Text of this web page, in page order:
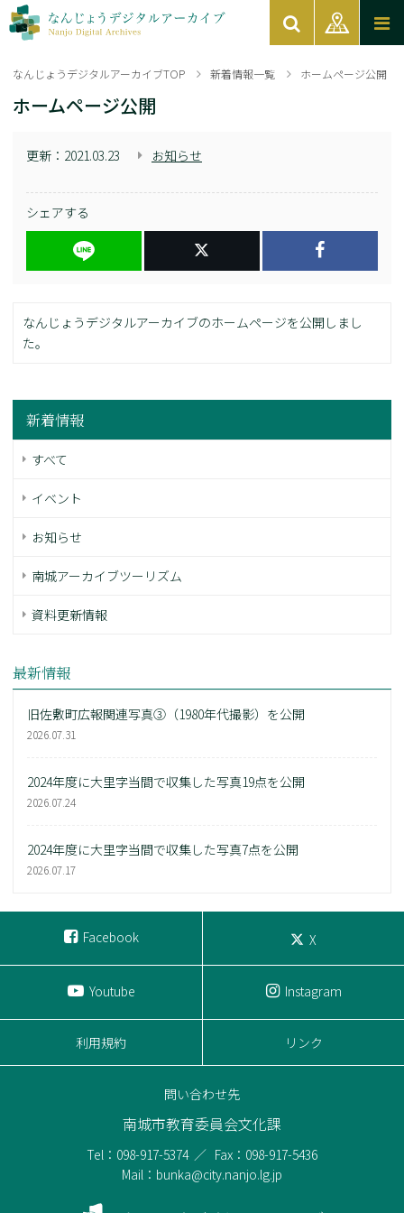
なんじょうデジタルアーカイブTOP 新着情報一覧 ホームページ公開
ホームページ公開
更新： 2021.03.23 お知らせ
シェアする
なんじょうデジタルアーカイブのホームページを公開しまし
た。
新着情報
すべて
イベント
お知らせ
南城アーカイブツーリズム
資料更新情報
最新情報
旧佐敷町広報関連写真③（1980年代撮影）を公開
2026.07.31
2024年度に大里字当間で収集した写真19点を公開
2026.07.24
2024年度に大里字当間で収集した写真7点を公開
2026.07.17
Facebook X
Youtube Instagram
利用規約 リンク
問い合わせ先
南城市教育委員会文化課
Tel：098-917-5374
Fax：098-917-5436
Mail：bunka@city.nanjo.lg.jp